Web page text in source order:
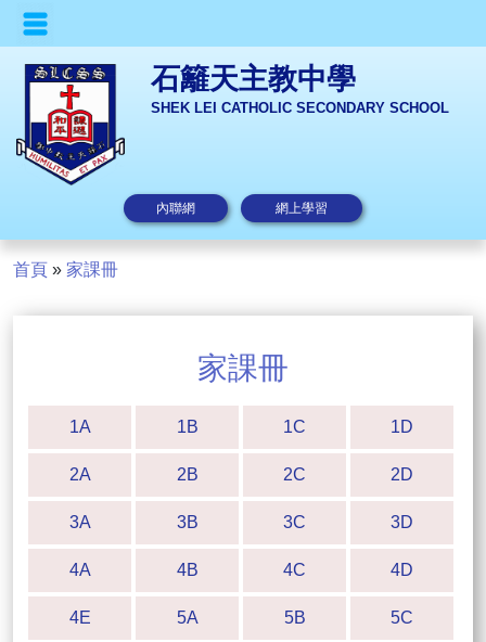
石籬天主教中學
SHEK LEI CATHOLIC SECONDARY SCHOOL
內聯網 網上學習
首頁 » 家課冊
家課冊
1A 1B 1C 1D
2A 2B 2C 2D
3A 3B 3C 3D
4A 4B 4C 4D
4E 5A 5B 5C